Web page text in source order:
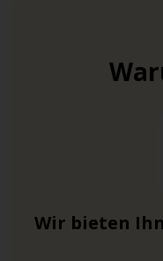
Wir bieten